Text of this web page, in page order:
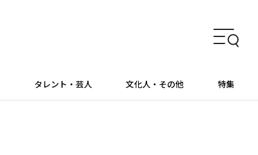
タレント・芸人 文化人・その他 特集